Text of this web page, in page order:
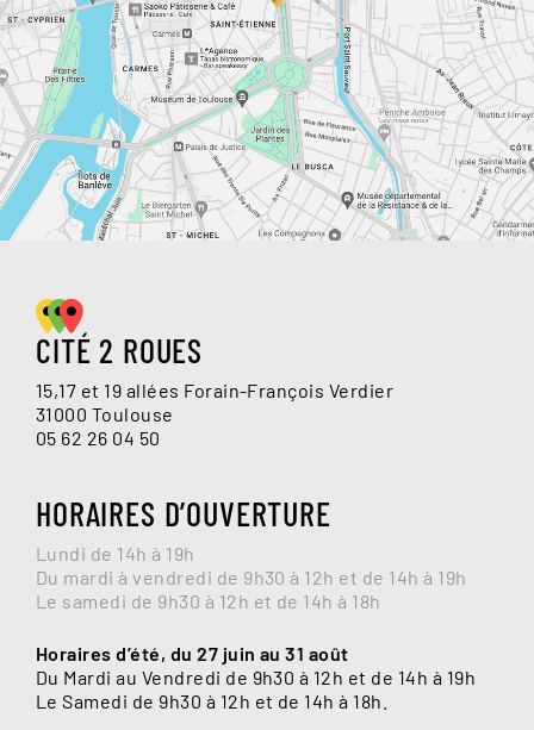
CITÉ 2 ROUES
15,17 et 19 allées Forain-François Verdier
31000 Toulouse
05 62 26 04 50
HORAIRES D’OUVERTURE
Lundi de 14h à 19h
Du mardi à vendredi de 9h30 à 12h et de 14h à 19h
Le samedi de 9h30 à 12h et de 14h à 18h
Horaires d’été, du 27 juin au 31 août
Du Mardi au Vendredi de 9h30 à 12h et de 14h à 19h
Le Samedi de 9h30 à 12h et de 14h à 18h.